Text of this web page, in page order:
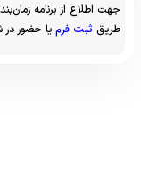
جهت اطلاع از برنامه
طریق ثبت فرم یا حضور در